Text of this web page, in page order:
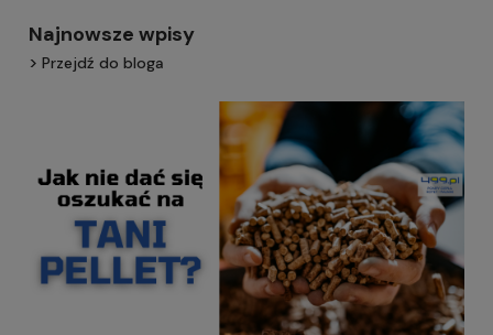
Najnowsze wpisy
Przejdź do bloga